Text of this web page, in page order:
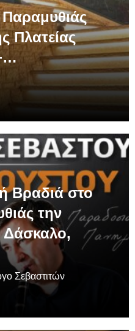
Πλατείας
Βραδιά στο
την
Δάσκαλο,
Σεβαστιτών